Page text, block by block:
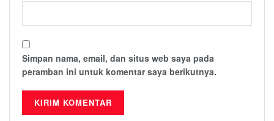
Simpan nama, email, dan situs web saya pada
peramban ini untuk komentar saya berikutnya.